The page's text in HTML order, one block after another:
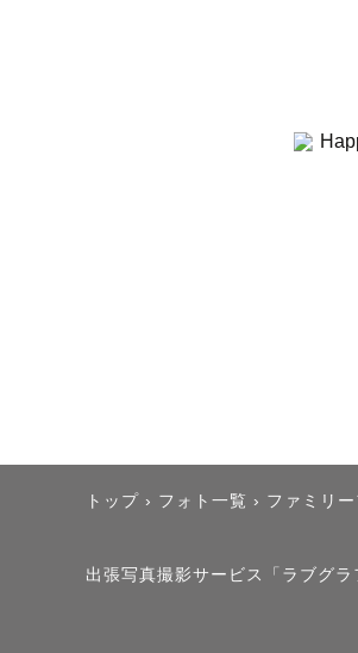
トップ › フォト一覧 › ファミリ
出張写真撮影サービス「ラブグ